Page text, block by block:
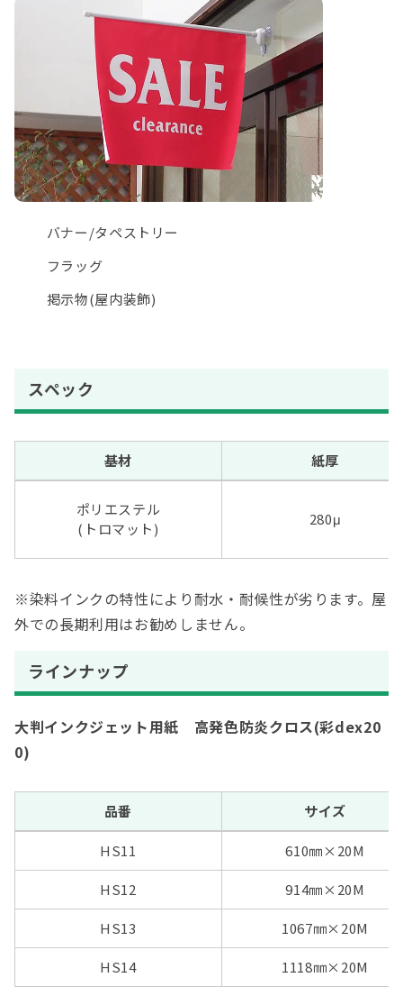
バナー/タペストリー
フラッグ
掲示物(屋内装飾)
スペック
基材 紙厚
ポリエステル
(トロマット)
280μ
※染料インクの特性により耐水・耐候性が劣ります。屋
外での長期利用はお勧めしません。
ラインナップ
大判インクジェット用紙 高発色防炎クロス(彩dex20
0)
品番 サイズ
HS11 610㎜×20M
HS12 914㎜×20M
HS13 1067㎜×20M
HS14 1118㎜×20M